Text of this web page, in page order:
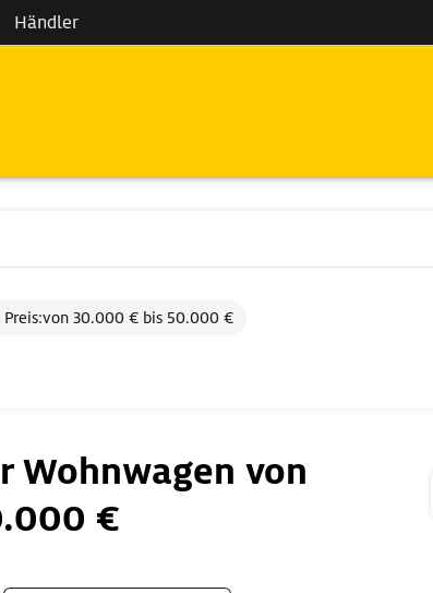
Händler
Preis:von 30.000 € bis 50.000 €
Wohnwagen von
€